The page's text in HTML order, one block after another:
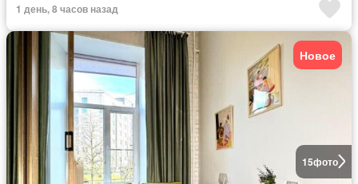
1 день, 8 часов назад
15фото
Новое